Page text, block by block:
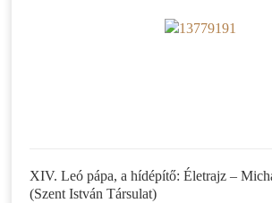
XIV. Leó pápa, a hídépítő: Életrajz –
(Szent István Társulat)